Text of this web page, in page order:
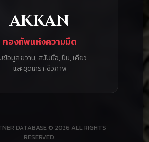
AKKAN
กองทัพแห่งความมืด
ข้อมูล ขวาน, สนับมือ, ปืน, เคียว
และชุดเกราะชีวภาพ
DATABASE © 2026 ALL RIGHTS
RESERVED.